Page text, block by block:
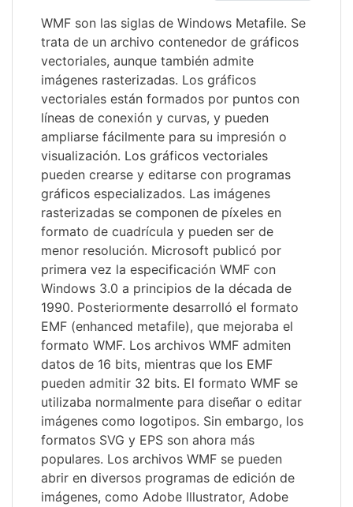
WMF son las siglas de Windows Metafile. Se
trata de un archivo contenedor de gráficos
vectoriales, aunque también admite
imágenes rasterizadas. Los gráficos
vectoriales están formados por puntos con
líneas de conexión y curvas, y pueden
ampliarse fácilmente para su impresión o
visualización. Los gráficos vectoriales
pueden crearse y editarse con programas
gráficos especializados. Las imágenes
rasterizadas se componen de píxeles en
formato de cuadrícula y pueden ser de
menor resolución. Microsoft publicó por
primera vez la especificación WMF con
Windows 3.0 a principios de la década de
1990. Posteriormente desarrolló el formato
EMF (enhanced metafile), que mejoraba el
formato WMF. Los archivos WMF admiten
datos de 16 bits, mientras que los EMF
pueden admitir 32 bits. El formato WMF se
utilizaba normalmente para diseñar o editar
imágenes como logotipos. Sin embargo, los
formatos SVG y EPS son ahora más
populares. Los archivos WMF se pueden
abrir en diversos programas de edición de
imágenes, como Adobe Illustrator, Adobe